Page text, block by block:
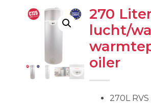
270
lucht/
oiler
270L